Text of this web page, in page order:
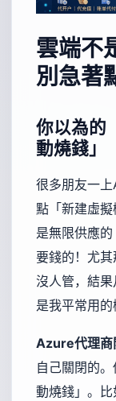
雲端不
別急著
你以為的
動燒錢」
很多朋友一
點「新建虛
是無限供應
要錢的！尤
沒人管，結
是我平常用的
Azure代理商
自己關閉的
動燒錢」。